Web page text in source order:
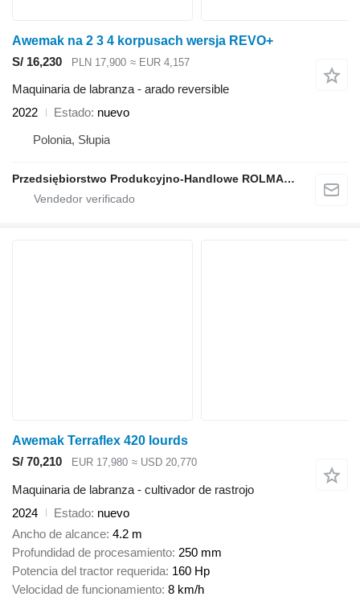
Awemak na 2 3 4 korpusach wersja REVO+
S/ 16,230
PLN 17,900 ≈ EUR 4,157
Maquinaria de labranza - arado reversible
2022
Estado nuevo
Polonia, Słupia
Przedsiębiorstwo Produkcyjno-Handlowe ROLMAPOL Marcin Dziekan
Awemak Terraflex 420 lourds
S/ 70,210
EUR 17,980 ≈ USD 20,770
Maquinaria de labranza - cultivador de rastrojo
2024
Estado nuevo
Ancho de alcance 4.2 m
Profundidad de procesamiento 250 mm
Potencia del tractor requerida 160 Hp
Velocidad de funcionamiento 8 km/h